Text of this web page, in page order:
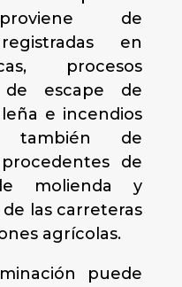
de
en
procesos
de escape de
e incendios
también de
de
molienda y
las carreteras
agrícolas.
puede